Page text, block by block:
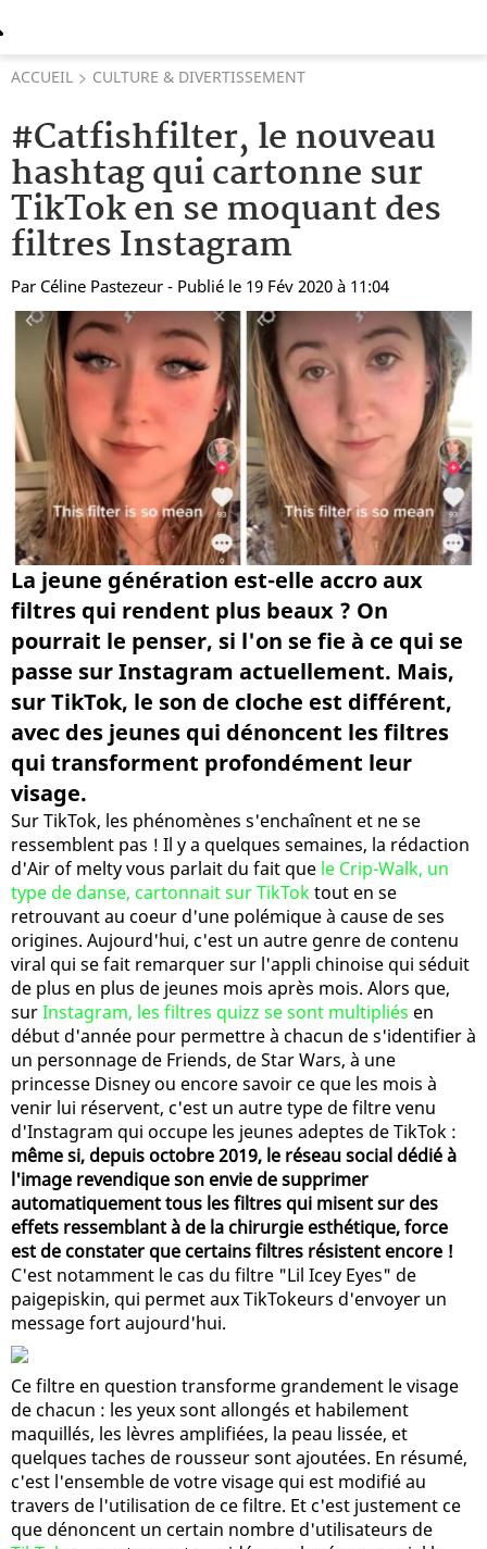
ACCUEIL CULTURE & DIVERTISSEMENT
#Catfishfilter, le nouveau
hashtag qui cartonne sur
TikTok en se moquant des
filtres Instagram
Par Céline Pastezeur - Publié le 19 Fév 2020 à 11:04
La jeune génération est-elle accro aux
filtres qui rendent plus beaux ? On
pourrait le penser, si l'on se fie à ce qui se
passe sur Instagram actuellement. Mais,
sur TikTok, le son de cloche est différent,
avec des jeunes qui dénoncent les filtres
qui transforment profondément leur
visage.
Sur TikTok, les phénomènes s'enchaînent et ne se
ressemblent pas ! Il y a quelques semaines, la rédaction
d'Air of melty vous parlait du fait que le Crip-Walk, un
type de danse, cartonnait sur TikToktout en se
retrouvant au coeur d'une polémique à cause de ses
origines. Aujourd'hui, c'est un autre genre de contenu
viral qui se fait remarquer sur l'appli chinoise qui séduit
de plus en plus de jeunes mois après mois. Alors que,
surInstagram, les filtres quizz se sont multipliés en
début d'année pour permettre à chacun de s'identifier à
un personnage de Friends, de Star Wars, à une
princesse Disney ou encore savoir ce que les mois à
venir lui réservent, c'est un autre type de filtre venu
d'Instagram qui occupe les jeunes adeptes de TikTok :
même si, depuis octobre 2019, le réseau social dédié à
l'image revendique son envie de supprimer
automatiquement tous les filtres qui misent sur des
effets ressemblant à de la chirurgie esthétique, force
est de constater que certains filtres résistent encore !
C'est notamment le cas du filtre "Lil Icey Eyes" de
paigepiskin, qui permet aux TikTokeurs d'envoyer un
message fort aujourd'hui.
Ce filtre en question transforme grandement le visage
de chacun : les yeux sont allongés et habilement
maquillés, les lèvres amplifiées, la peau lissée, et
quelques taches de rousseur sont ajoutées. En résumé,
c'est l'ensemble de votre visage qui est modifié au
travers de l'utilisation de ce filtre. Et c'est justement ce
que dénoncent un certain nombre d'utilisateurs de